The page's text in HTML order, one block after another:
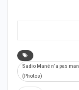
Sadio Mané n’a pas
(Photos)